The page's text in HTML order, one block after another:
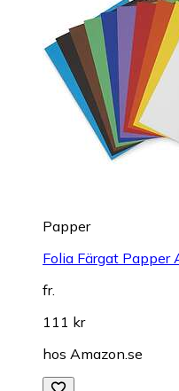
Papper
Folia Färgat Papper
fr.
111 kr
hos Amazon.se